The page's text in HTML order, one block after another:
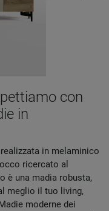
con
in
in melaminico
ricercato al
è una madia robusta,
meglio il tuo living,
moderne dei